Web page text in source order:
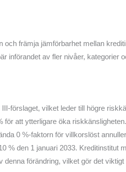
främja jämförbarhet mellan
införandet av fler nivåer, kategorier
förslaget, vilket leder till högre
att ytterligare öka
0 %-faktorn för villkorslöst
% den 1 januari 2033. Kreditinstitut
förändring, vilket gör det viktigt